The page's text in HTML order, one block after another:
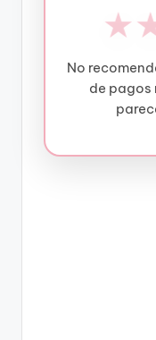
★
No
de pagos